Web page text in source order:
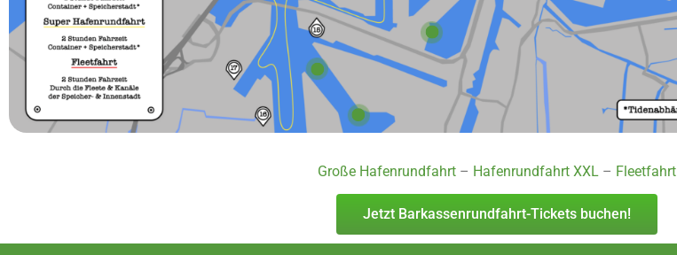
Große Hafenrundfahrt – Hafenrundfahrt XXL – Fleetfahrt
Jetzt Barkassenrundfahrt-Tickets buchen!